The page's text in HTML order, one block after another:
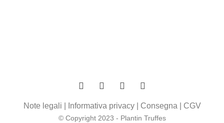
© Copyright 2023 - Plantin Truffes
Note legali Informativa privacy| Consegna| CGV